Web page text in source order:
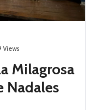
Views
Milagrosa
Nadales